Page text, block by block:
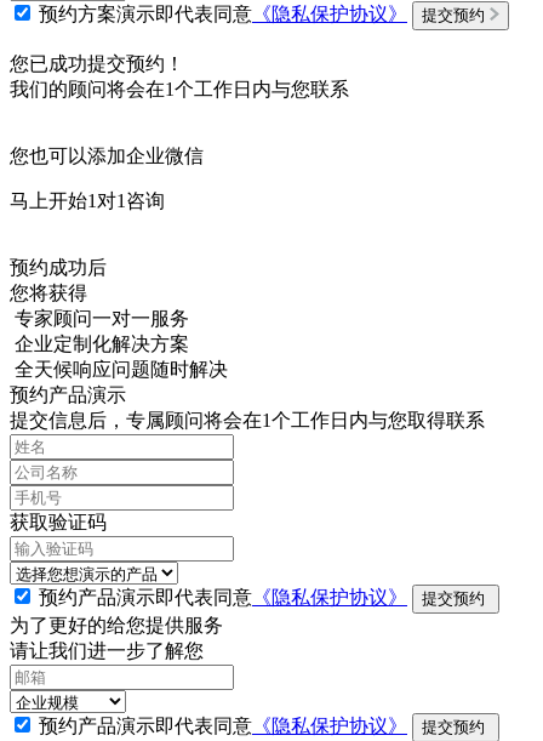
预约方案演示即代表同意 《隐私保护协议》 提交预约
您已成功提交预约！
我们的顾问将会在1个工作日内与您联系
您也可以添加企业微信
马上开始1对1咨询
预约成功后
您将获得
专家顾问一对一服务
企业定制化解决方案
全天候响应问题随时解决
预约产品演示
提交信息后，专属顾问将会在1个工作日内与您取得联系
获取验证码
预约产品演示即代表同意 《隐私保护协议》 提交预约
为了更好的给您提供服务
请让我们进一步了解您
预约产品演示即代表同意 《隐私保护协议》 提交预约